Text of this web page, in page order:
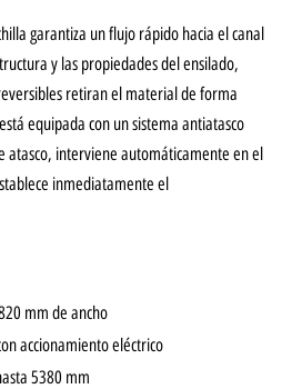
garantiza un flujo rápido hacia el canal
y las propiedades del ensilado,
retiran el material de forma
equipada con un sistema antiatasco
atasco, interviene automáticamente en el
inmediatamente el
mm de ancho
accionamiento eléctrico
5380 mm